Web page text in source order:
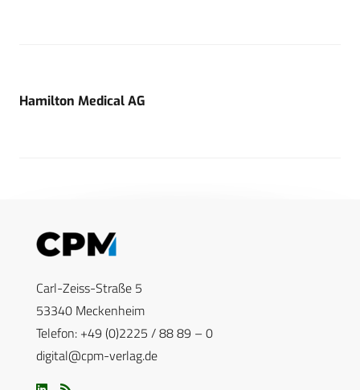
Hamilton Medical AG
Carl-Zeiss-Straße 5
53340 Meckenheim
Telefon: +49 (0)2225 / 88 89 – 0
digital@cpm-verlag.de